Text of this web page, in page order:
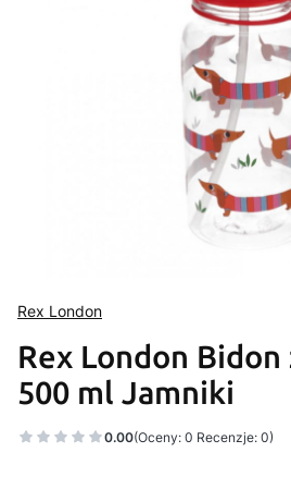
Rex London
Rex London Bidon
500 ml Jamniki
0.00(Oceny: 0 Recenzje: 0)